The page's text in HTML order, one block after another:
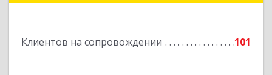
Клиентов на сопровождении 101